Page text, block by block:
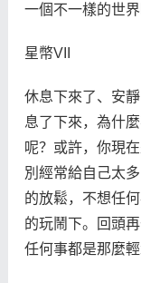
一個不一樣的世界
星幣VII
休息下來了、安
息了下來，為什
呢？或許，你現
別經常給自己太
的放鬆，不想任
的玩鬧下。回頭
任何事都是那麼